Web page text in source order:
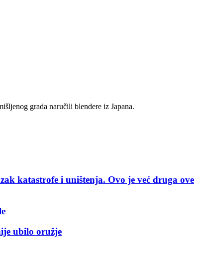
grada naručili blendere iz Japana.
katastrofe i uništenja. Ovo je već druga ove
ubilo oružje